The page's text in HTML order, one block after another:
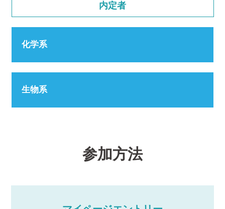
内定者
化学系
生物系
参加方法